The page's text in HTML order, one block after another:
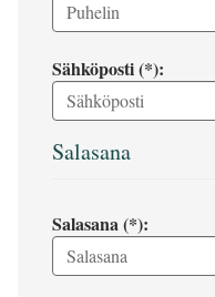
Sähköposti (*):
Salasana
Salasana (*):